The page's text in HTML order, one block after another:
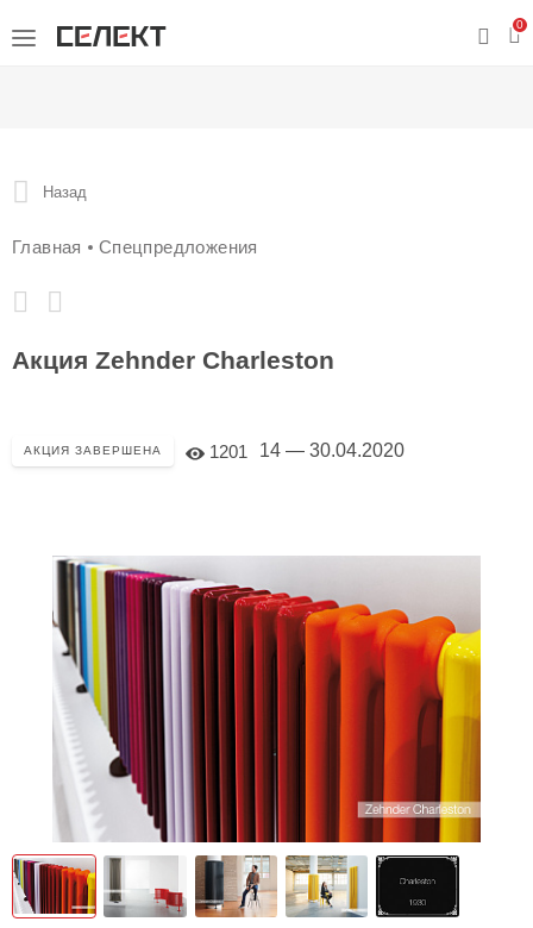
0
Назад
Главная Спецпредложения
Акция Zehnder Charleston
АКЦИЯ ЗАВЕРШЕНА 1201 14 — 30.04.2020